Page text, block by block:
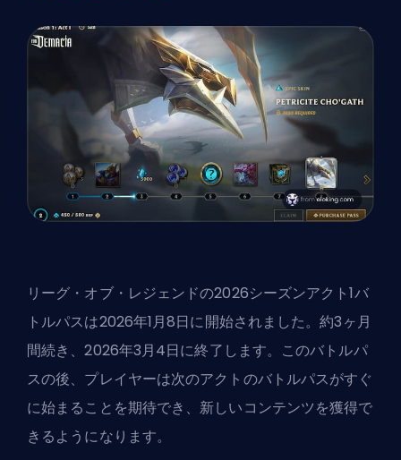
リーグ・オブ・レジェンドの2026シーズンアクト1バ
トルパスは2026年1月8日に開始されました。約3ヶ月
間続き、2026年3月4日に終了します。このバトルパ
スの後、プレイヤーは次のアクトのバトルパスがすぐ
に始まることを期待でき、新しいコンテンツを獲得で
きるようになります。